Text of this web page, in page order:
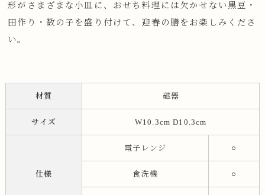
形がさまざまな小皿に、おせち料理には欠かせない黒豆・
田作り・数の子を盛り付けて、迎春の膳をお楽しみくださ
い。
材質 磁器
サイズ W10.3cm D10.3cm
仕様
電子レンジ ○
食洗機 ○